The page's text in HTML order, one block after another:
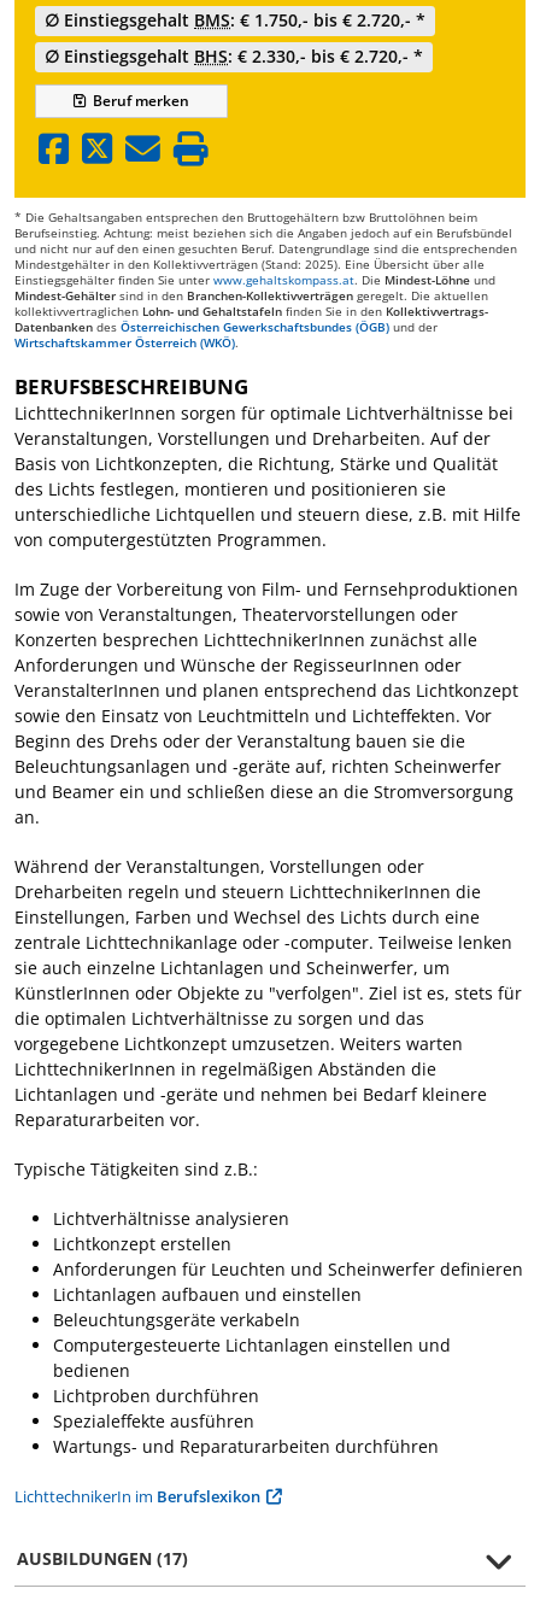
∅ Einstiegsgehalt BMS: € 1.750,- bis € 2.720,- *
∅ Einstiegsgehalt BHS: € 2.330,- bis € 2.720,- *
Berufmerken
* Die Gehaltsangaben entsprechen den Bruttogehältern bzw Bruttolöhnen beim
Berufseinstieg. Achtung: meist beziehen sich die Angaben jedoch auf ein Berufsbündel
und nicht nur auf den einen gesuchten Beruf. Datengrundlage sind die entsprechenden
Mindestgehälter in den Kollektivverträgen (Stand: 2025). Eine Übersicht über alle
Einstiegsgehälter finden Sie unter www.gehaltskompass.at. Die Mindest-Löhne und
Mindest-Gehälter sind in den Branchen-Kollektivverträgen geregelt. Die aktuellen
kollektivvertraglichen Lohn- und Gehaltstafeln finden Sie in den Kollektivvertrags-
Datenbanken des Österreichischen Gewerkschaftsbundes (ÖGB) und der
Wirtschaftskammer Österreich (WKÖ).
BERUFSBESCHREIBUNG
LichttechnikerInnen sorgen für optimale Lichtverhältnisse bei
Veranstaltungen, Vorstellungen und Dreharbeiten. Auf der
Basis von Lichtkonzepten, die Richtung, Stärke und Qualität
des Lichts festlegen, montieren und positionieren sie
unterschiedliche Lichtquellen und steuern diese, z.B. mit Hilfe
von computergestützten Programmen.
Im Zuge der Vorbereitung von Film- und Fernsehproduktionen
sowie von Veranstaltungen, Theatervorstellungen oder
Konzerten besprechen LichttechnikerInnen zunächst alle
Anforderungen und Wünsche der RegisseurInnen oder
VeranstalterInnen und planen entsprechend das Lichtkonzept
sowie den Einsatz von Leuchtmitteln und Lichteffekten. Vor
Beginn des Drehs oder der Veranstaltung bauen sie die
Beleuchtungsanlagen und -geräte auf, richten Scheinwerfer
und Beamer ein und schließen diese an die Stromversorgung
an.
Während der Veranstaltungen, Vorstellungen oder
Dreharbeiten regeln und steuern LichttechnikerInnen die
Einstellungen, Farben und Wechsel des Lichts durch eine
zentrale Lichttechnikanlage oder -computer. Teilweise lenken
sie auch einzelne Lichtanlagen und Scheinwerfer, um
KünstlerInnen oder Objekte zu "verfolgen". Ziel ist es, stets für
die optimalen Lichtverhältnisse zu sorgen und das
vorgegebene Lichtkonzept umzusetzen. Weiters warten
LichttechnikerInnen in regelmäßigen Abständen die
Lichtanlagen und -geräte und nehmen bei Bedarf kleinere
Reparaturarbeiten vor.
Typische Tätigkeiten sind z.B.:
Lichtverhältnisse analysieren
Lichtkonzept erstellen
Anforderungen für Leuchten und Scheinwerfer definieren
Lichtanlagen aufbauen und einstellen
Beleuchtungsgeräte verkabeln
Computergesteuerte Lichtanlagen einstellen und
bedienen
Lichtproben durchführen
Spezialeffekte ausführen
Wartungs- und Reparaturarbeiten durchführen
LichttechnikerIn im Berufslexikon
AUSBILDUNGEN (17)